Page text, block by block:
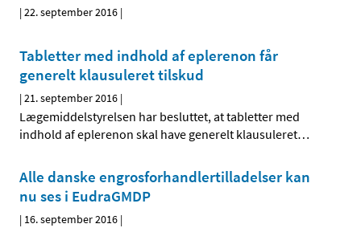
|22. september 2016 |
Tabletter med indhold af eplerenon får
generelt klausuleret tilskud
|21. september 2016 |
Lægemiddelstyrelsen har besluttet, at tabletter med
indhold af eplerenon skal have generelt klausuleret…
Alle danske engrosforhandlertilladelser kan
nu ses i EudraGMDP
| 16. september 2016 |